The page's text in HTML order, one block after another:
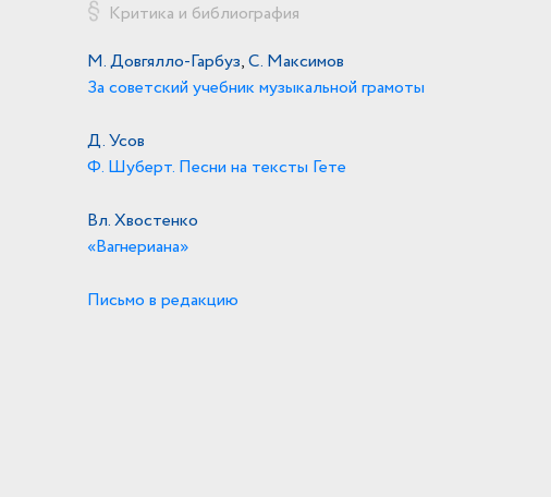
Критика и библиография
М. Довгялло-Гарбуз,С. Максимов
За советский учебник музыкальной грамоты
Д. Усов
Ф. Шуберт. Песни на тексты Гете
Вл. Хвостенко
«Вагнериана»
Письмо в редакцию